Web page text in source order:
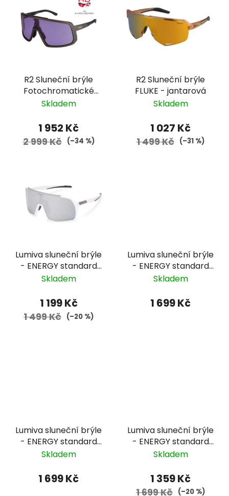
R2 Sluneční brýle
Fotochromatické
REVEL - zelenošedá
Skladem
1 952 Kč
2 999 Kč (–34 %)
R2 Sluneční brýle
FLUKE - jantarová
Skladem
1 027 Kč
1 499 Kč (–31 %)
Lumiva sluneční brýle
- ENERGY standard
02006 - bílá, černé
Skladem
1 199 Kč
1 499 Kč (–20 %)
Lumiva sluneční brýle
- ENERGY standard
01027 - modrá,
zorníky
Skladem
1 699 Kč
Lumiva sluneční brýle
- ENERGY standard
01026 - červená,
zorníky
Skladem
1 699 Kč
Lumiva sluneční brýle
- ENERGY standard
09006 - průhledná,
Skladem
1 359 Kč
1 699 Kč (–20 %)